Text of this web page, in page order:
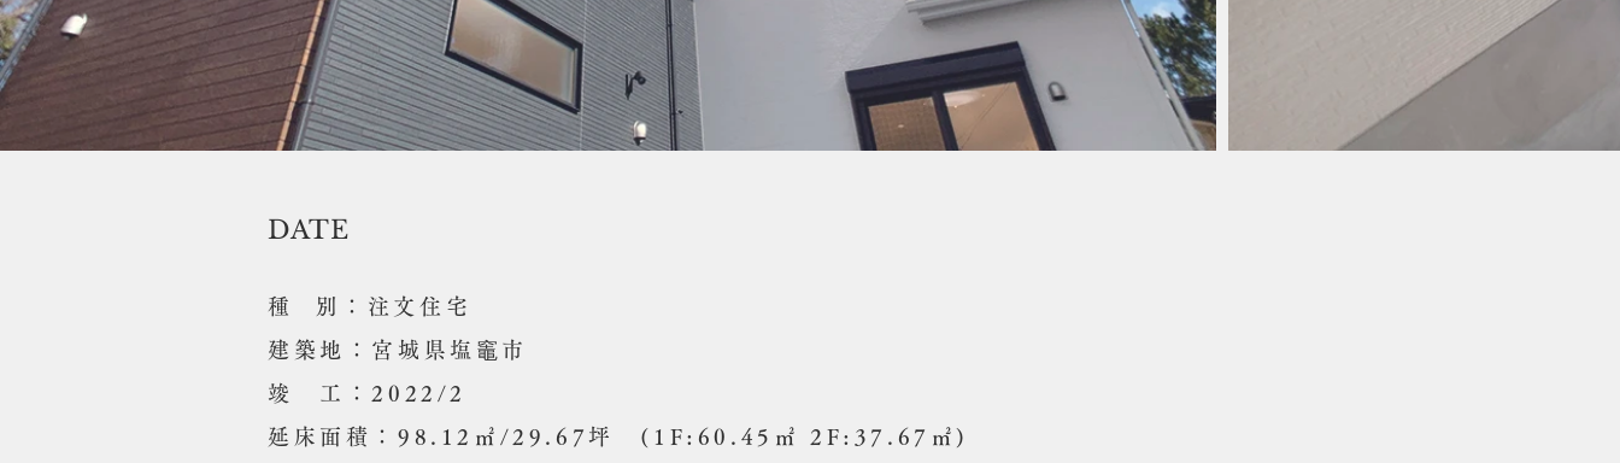
DATE
​種 別：注文住宅
建築地：宮城県塩竈市
竣 工：2022/2
延床面積：98.12㎡/29.67坪
(1F:60.45㎡ 2F:37.67㎡)